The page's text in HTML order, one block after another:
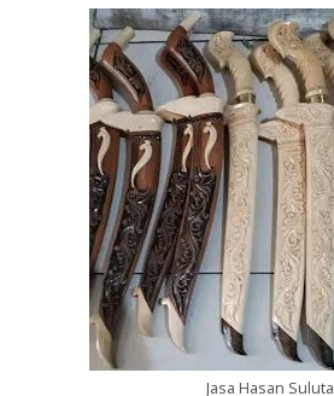
Jasa Hasan Suluta